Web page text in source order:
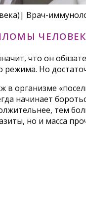
Врач-
что он
Но
организме
начинает
тем
но и масса